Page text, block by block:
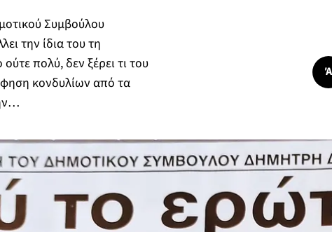
Συμβούλου
την ίδια του τη
πολύ, δεν ξέρει τι του
κονδυλίων από τα
Ά